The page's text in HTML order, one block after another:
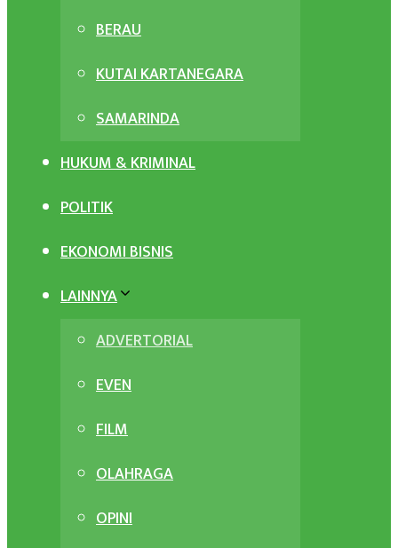
BERAU
KUTAI KARTANEGARA
SAMARINDA
HUKUM & KRIMINAL
POLITIK
EKONOMI BISNIS
LAINNYA
ADVERTORIAL
EVEN
FILM
OLAHRAGA
OPINI